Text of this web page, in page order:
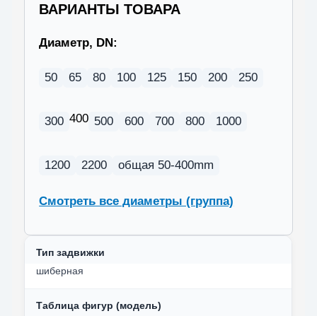
ВАРИАНТЫ ТОВАРА
Диаметр, DN:
50 65 80 100 125 150 200 250
300 400 500 600 700 800 1000
1200 2200 общая 50-400mm
Смотреть все диаметры (группа)
Тип задвижки
шиберная
Таблица фигур (модель)